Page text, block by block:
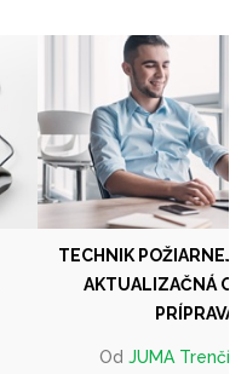
TECHNIK POŽIARNEJ
AKTUALIZAČNÁ
PRÍPRAVA
Od JUMA Trenčín